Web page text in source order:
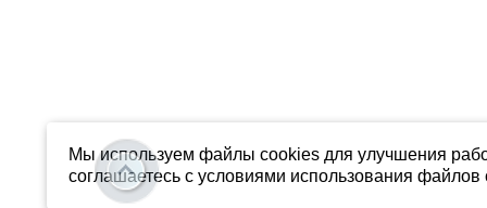
Мы используем файлы cookies для улучшения
соглашаетесь с условиями использования файлов